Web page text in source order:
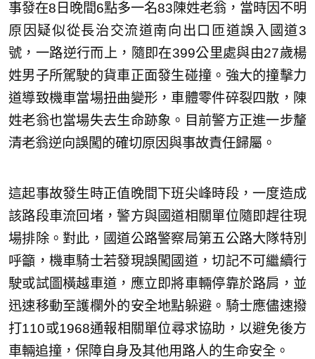
事發在8日晚間6點多一名83陳姓老翁，當時因不明
原因疑似從長治交流道南向出口匝道誤入國道3
號，一路逆行而上，隨即在399公里處與由27歲楊
姓男子所駕駛的貨車正面發生碰撞。強大的撞擊力
道導致機車當場扭曲變形，車體零件碎裂四散，陳
姓老翁也當場失去生命跡象。目前警方正進一步釐
清老翁逆向誤闖的確切原因與事故責任歸屬。
這起事故發生時正值晚間下班尖峰時段，一度造成
該路段車流回堵，警方與國道相關單位隨即趕往現
場排除。對此，國道公路警察局第五公路大隊特別
呼籲，機車騎士若發現誤闖國道，切記不可繼續行
駛或試圖橫越車道，應立即將車輛停靠於路肩，並
迅速移動至護欄外的安全地點躲避。騎士應儘速撥
打110或1968通報相關單位尋求協助，以避免後方
車輛追撞，保障自身及其他用路人的生命安全。